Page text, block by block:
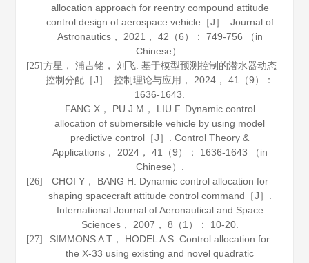
allocation approach for reentry compound attitude
control design of aerospace vehicle［J］. Journal of
Astronautics， 2021 ， 42 （6）： 749-756 （in
Chinese）.
[25] 方星， 浦吉铭， 刘飞. 基于模型预测控制的潜水器动态
控制分配［J］.控制理论与应用 ， 2024 ，41
（9）：
1636-1643.
FANG X， PU J M， LIU F. Dynamic control
allocation of submersible vehicle by using model
predictive control［J］.Control Theory &
Applications， 2024， 41
（9）： 1636-1643 （in
Chinese）.
[26]
CHOI Y， BANG H. Dynamic control allocation for
shaping spacecraft attitude control command［J］.
International Journal of Aeronautical and Space
Sciences， 2007 ， 8 （1）： 10-20.
[27]
SIMMONS A T， HODEL A S. Control allocation for
the X-33 using existing and novel quadratic